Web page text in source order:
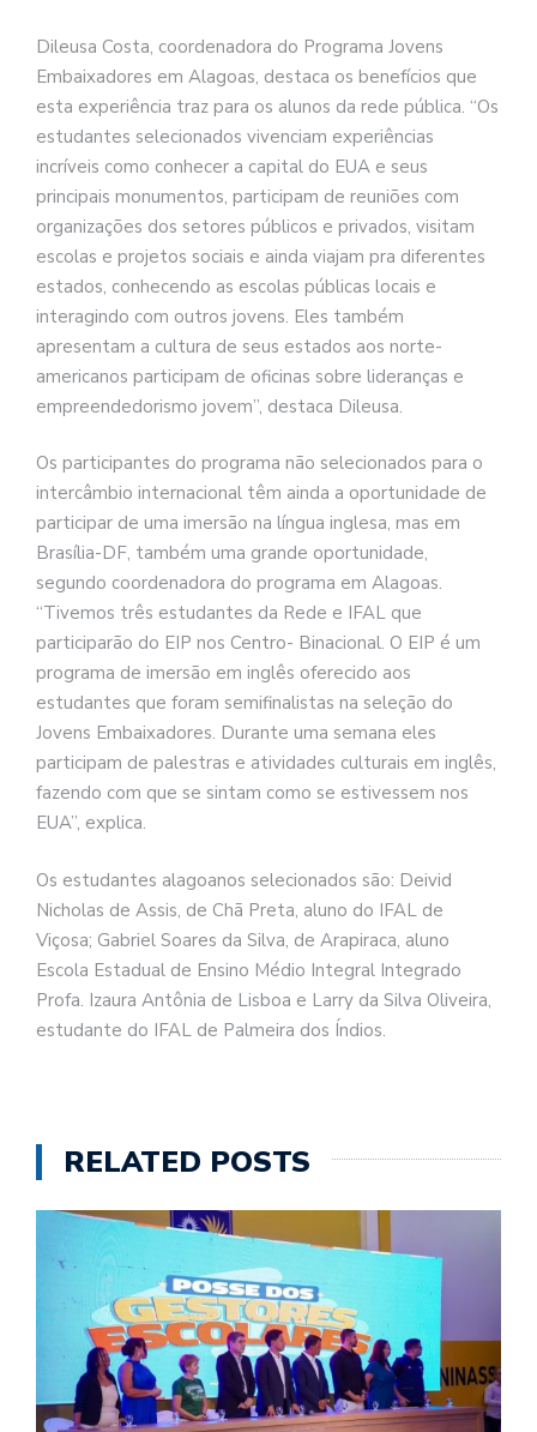
Dileusa Costa, coordenadora do Programa Jovens
Embaixadores em Alagoas, destaca os benefícios que
esta experiência traz para os alunos da rede pública. “Os
estudantes selecionados vivenciam experiências
incríveis como conhecer a capital do EUA e seus
principais monumentos, participam de reuniões com
organizações dos setores públicos e privados, visitam
escolas e projetos sociais e ainda viajam pra diferentes
estados, conhecendo as escolas públicas locais e
interagindo com outros jovens. Eles também
apresentam a cultura de seus estados aos norte-
americanos participam de oficinas sobre lideranças e
empreendedorismo jovem”, destaca Dileusa.
Os participantes do programa não selecionados para o
intercâmbio internacional têm ainda a oportunidade de
participar de uma imersão na língua inglesa, mas em
Brasília-DF, também uma grande oportunidade,
segundo coordenadora do programa em Alagoas.
“Tivemos três estudantes da Rede e IFAL que
participarão do EIP nos Centro- Binacional. O EIP é um
programa de imersão em inglês oferecido aos
estudantes que foram semifinalistas na seleção do
Jovens Embaixadores. Durante uma semana eles
participam de palestras e atividades culturais em inglês,
fazendo com que se sintam como se estivessem nos
EUA”, explica.
Os estudantes alagoanos selecionados são: Deivid
Nicholas de Assis, de Chã Preta, aluno do IFAL de
Viçosa; Gabriel Soares da Silva, de Arapiraca, aluno
Escola Estadual de Ensino Médio Integral Integrado
Profa. Izaura Antônia de Lisboa e Larry da Silva Oliveira,
estudante do IFAL de Palmeira dos Índios.
RELATED POSTS